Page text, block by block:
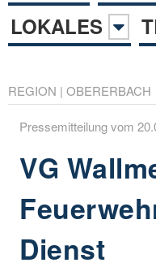
LOKALES
REGION | OBERERBACH
Pressemitteilung vom
VG
Dienst